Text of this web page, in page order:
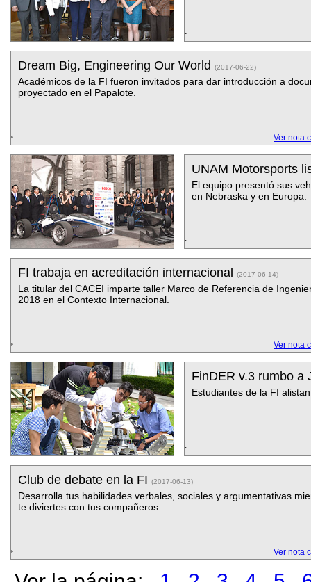
Dream Big, Engineering Our World (2017-06-22)
Académicos de la FI fueron invitados para dar introducción a
proyectado en el Papalote.
Ver nota
UNAM Motorsports
El equipo presentó sus
en Nebraska y en Europa.
FI trabaja en acreditación internacional (2017-06-14)
La titular del CACEI imparte taller Marco de Referencia de
2018 en el Contexto Internacional.
Ver nota
FinDER v.3 rumbo a
Estudiantes de la FI
Club de debate en la FI (2017-06-13)
Desarrolla tus habilidades verbales, sociales y argumentativas
te diviertes con tus compañeros.
Ver nota